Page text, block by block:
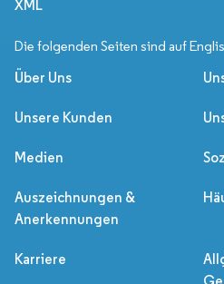
XML
Die folgenden Seiten sind auf
Über Uns
Unsere Kunden
Medien
Auszeichnungen &
Anerkennungen
Karriere